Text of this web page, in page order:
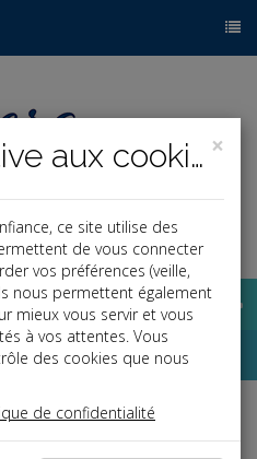
a
×
Politique relative aux cookies
ce site utilise des
de vous connecter
vos préférences (veille,
nous permettent également
mieux vous servir et vous
à vos attentes. Vous
des cookies que nous
de confidentialité